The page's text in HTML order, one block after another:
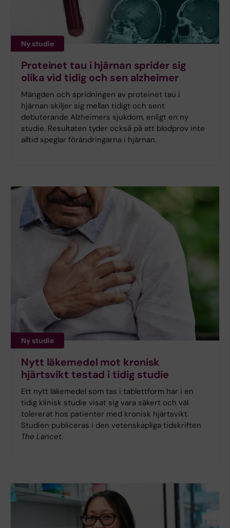
Ny studie
Proteinet tau i hjärnan sprider sig
olika vid tidig och sen alzheimer
Mängden och spridningen av proteinet tau i
hjärnan skiljer sig mellan tidigt och sent
debuterande Alzheimers sjukdom, enligt en ny
studie. Resultaten tyder också på att blodprov inte
alltid speglar förändringarna i hjärnan.
Ny studie
Nytt läkemedel mot kronisk
hjärtsvikt testad i tidig studie
Ett nytt läkemedel som tas i tablettform har i en
tidig klinisk studie visat sig vara säkert och väl
tolererat hos patienter med kronisk hjärtsvikt.
Studien publiceras i den vetenskapliga tidskriften
The Lancet.